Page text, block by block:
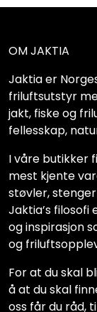
OM JAKTIA
Jaktia er
friluftsutstyr
jakt, fiske og
fellesskap,
I våre butikker
mest kjente
støvler,
Jaktia’s
og inspirasjon
og
For at du skal
å at du skal
oss får du råd,